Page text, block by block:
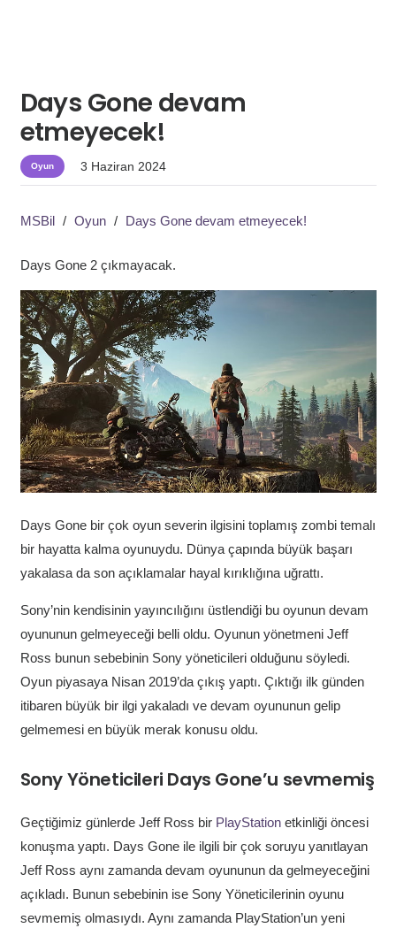
Days Gone devam
etmeyecek!
Oyun 3 Haziran 2024
MSBil / Oyun / Days Gone devam etmeyecek!
Days Gone 2 çıkmayacak.
Days Gone bir çok oyun severin ilgisini toplamış zombi temalı
bir hayatta kalma oyunuydu. Dünya çapında büyük başarı
yakalasa da son açıklamalar hayal kırıklığına uğrattı.
Sony’nin kendisinin yayıncılığını üstlendiği bu oyunun devam
oyununun gelmeyeceği belli oldu. Oyunun yönetmeni Jeff
Ross bunun sebebinin Sony yöneticileri olduğunu söyledi.
Oyun piyasaya Nisan 2019’da çıkış yaptı. Çıktığı ilk günden
itibaren büyük bir ilgi yakaladı ve devam oyununun gelip
gelmemesi en büyük merak konusu oldu.
Sony Yöneticileri Days Gone’u sevmemiş
Geçtiğimiz günlerde Jeff Ross bir PlayStationetkinliği öncesi
konuşma yaptı. Days Gone ile ilgili bir çok soruyu yanıtlayan
Jeff Ross aynı zamanda devam oyununun da gelmeyeceğini
açıkladı. Bunun sebebinin ise Sony Yöneticilerinin oyunu
sevmemiş olmasıydı. Aynı zamanda PlayStation’un yeni